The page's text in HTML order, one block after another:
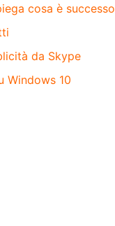
cosa è successo
da Skype
Windows 10